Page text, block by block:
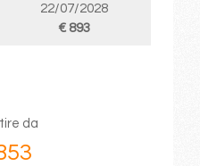
22/07/2028
€ 893
da